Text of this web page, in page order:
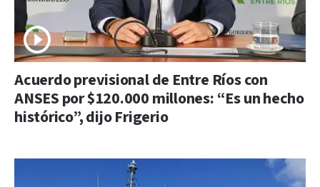
Acuerdo previsional de Entre Ríos con
ANSES por $120.000 millones: “Es un hecho
histórico”, dijo Frigerio